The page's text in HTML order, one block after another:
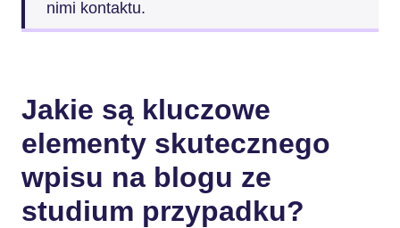
nimi kontaktu.
Jakie są kluczowe
elementy skutecznego
wpisu na blogu ze
studium przypadku?